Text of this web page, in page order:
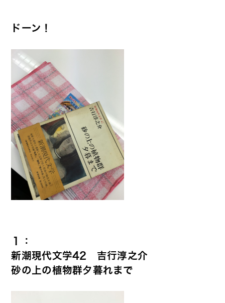
ドーン！
１：
新潮現代文学42 吉行淳之介
砂の上の植物群夕暮れまで